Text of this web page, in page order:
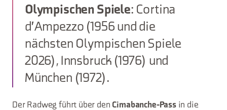
Olympischen Spiele: Cortina
d'Ampezzo (1956 und die
nächsten Olympischen Spiele
2026), Innsbruck (1976) und
München (1972).
Der Radweg führt über den Cimabanche-Pass in die